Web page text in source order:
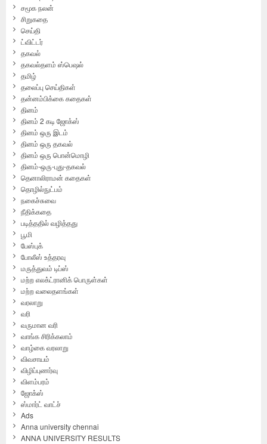
சமூக நலன்
சிறுகதை
செய்தி
ட்விட்டர்
தகவல்
தகவல்தளம் ஸ்பெஷல்
தமிழ்
தலைப்பு செய்திகள்
தன்னம்பிக்கை கதைகள்
தினம்
தினம் 2 கடி ஜோக்ஸ்
தினம் ஒரு இடம்
தினம் ஒரு தகவல்
தினம் ஒரு பொன்மொழி
தினம்-ஒரு-புது-தகவல்
தெனாலிராமன் கதைகள்
தொழில்நுட்பம்
நகைச்சுவை
நீதிக்கதை
படித்ததில் வழித்தது
பூமி
பேஸ்புக்
போலீஸ் உத்தரவு
மருத்துவம் டிப்ஸ்
மற்ற எலக்ட்ரானிக் பொருள்கள்
மற்ற வலைதளங்கள்
வரலாறு
வரி
வருமான வரி
வாங்க சிரிக்கலாம்
வாழ்கை வரலாறு
விவசாயம்
விழிப்புணர்வு
விளம்பரம்
ஜோக்ஸ்
ஸ்மார்ட் வாட்ச்
Ads
Anna university chennai
ANNA UNIVERSITY RESULTS